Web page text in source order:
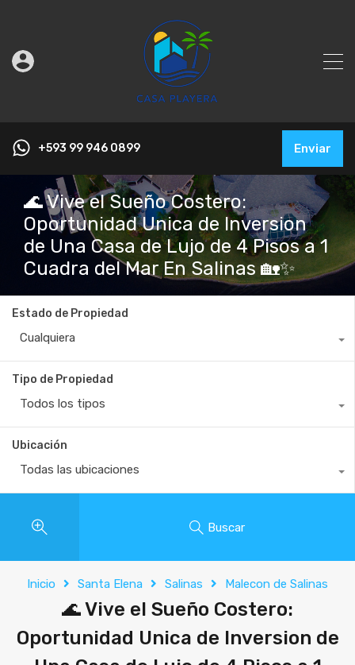
+593 99 946 0899 Enviar
🌊 Vive el Sueño Costero:
Oportunidad Unica de Inversion
de Una Casa de Lujo de 4 Pisos a 1
Cuadra del Mar En Salinas 🏡✨
Estado de Propiedad
Cualquiera
Tipo de Propiedad
Todos los tipos
Ubicación
Todas las ubicaciones
Buscar
Inicio Santa Elena Salinas Malecon de Salinas
🌊 Vive el Sueño Costero:
Oportunidad Unica de Inversion de